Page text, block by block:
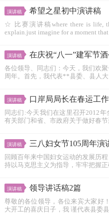
演讲稿 希望之星初中演讲稿
☆ 比赛演讲稿where there is life,
explain.just imagine for a moment that
演讲稿 在庆祝“八一”建军节
各位领导、同志们：今天，我们欢
周年。首先，我代表**县委、县人
演讲稿 口岸局局长在春运工
同志们:今天我们在这里召开2012
有关部门和省、市政府关于做好春
演讲稿 三八妇女节105周年演
回顾百年来中国妇女运动的发展历
持以马克思主义为指导，牢牢把握
演讲稿 领导讲话稿2篇
尊敬的各位领导，各位来宾大家好
大开工的喜庆日子，我 谨代表县委